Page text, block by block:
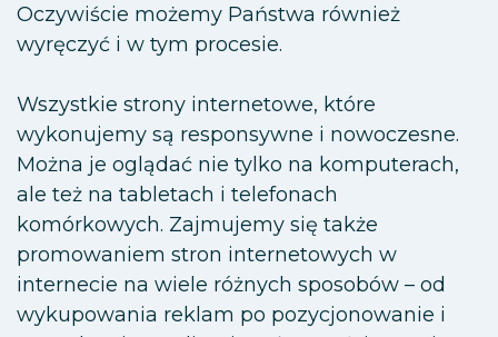
Oczywiście możemy Państwa również
wyręczyć i w tym procesie.
Wszystkie strony internetowe, które
wykonujemy są responsywne i nowoczesne.
Można je oglądać nie tylko na komputerach,
ale też na tabletach i telefonach
komórkowych. Zajmujemy się także
promowaniem stron internetowych w
internecie na wiele różnych sposobów – od
wykupowania reklam po pozycjonowanie i